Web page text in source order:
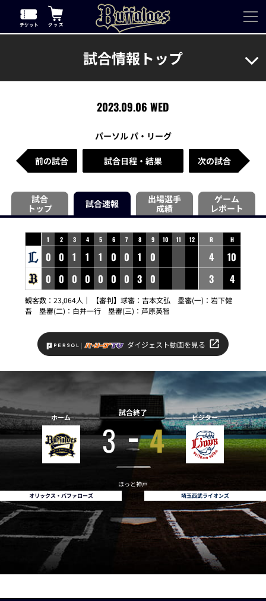
試合情報トップ
2023.09.06 WED
パーソル パ・リーグ
前の試合 試合日程・結果 次の試合
試合
トップ
試合速報
出場選手
成績
ゲーム
レポート
1 2 3 4 5 6 7 8 9 10 11 12
0 0 1 1 1 0 0 1
0
0 0 0 0 0 0 0 3 0
R H
4
10
3
4
観客数：23,064人｜ 【審判】球審：吉本文弘 塁審(一)：岩下健
吾 塁審(二)：白井一行 塁審(三)：芦原英智
ダイジェスト動画を見る
ホーム
オリックス・バファローズ
試合終了
3 4
ほっと神戸
ビジター
埼玉西武ライオンズ